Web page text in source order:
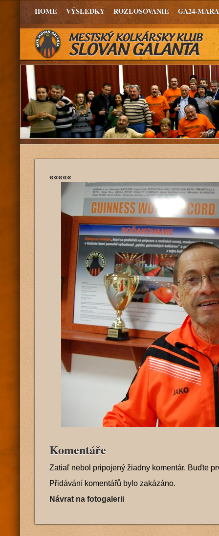
HOME VÝSLEDKY ROZLOSOVANIE GA24-
«««««
Komentáře
Zatiaľ nebol pripojený žiadny komentár. Buďte
Přidávání komentářů bylo zakázáno.
Návrat na fotogalerii